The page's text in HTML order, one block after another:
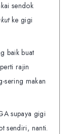
sendok
ke gigi
baik buat
rajin
sering makan
supaya gigi
sendiri, nanti.